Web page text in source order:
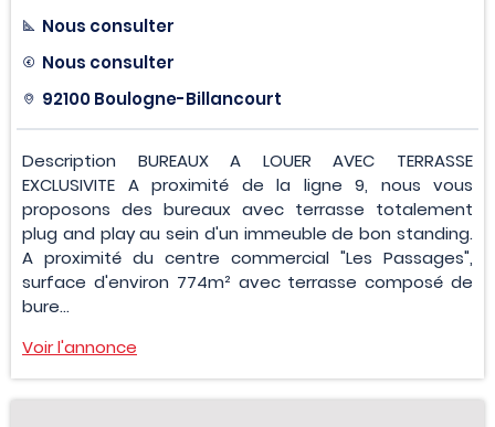
Nous consulter
Nous consulter
92100 Boulogne-Billancourt
Description BUREAUX A LOUER AVEC TERRASSE
EXCLUSIVITE A proximité de la ligne 9, nous vous
proposons des bureaux avec terrasse totalement
plug and play au sein d'un immeuble de bon standing.
A proximité du centre commercial "Les Passages",
surface d'environ 774m² avec terrasse composé de
bure...
Voir l'annonce